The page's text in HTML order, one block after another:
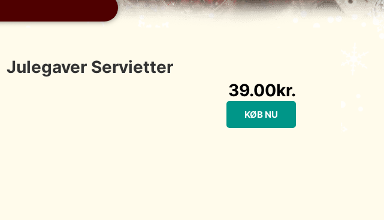
Julegaver Servietter
39.00kr.
KØB NU